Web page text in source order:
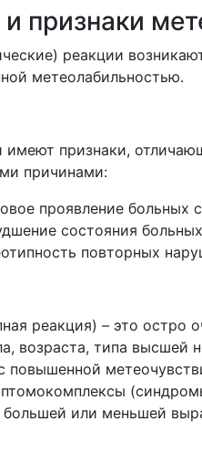
признаки
реакции
метеолабильностью.
имеют признаки,
причинами:
проявление больных
состояния
повторных
реакция) – это
возраста, типа высшей
повышенной
или меньшей